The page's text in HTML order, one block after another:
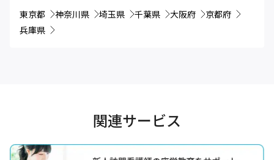
東京都 神奈川県 埼玉県 千葉県 大阪府
京都府
兵庫県
関連サービス